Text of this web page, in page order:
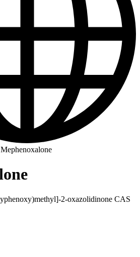
Mephenoxalone
2-oxazolidinone CAS